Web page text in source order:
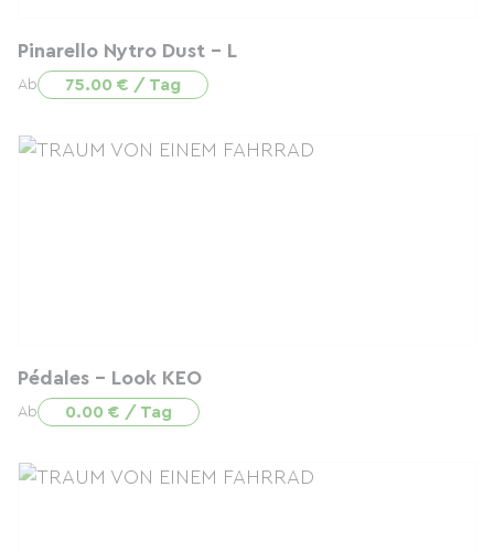
Pinarello Nytro Dust - L
Ab 75.00 € / Tag
Pédales - Look KEO
Ab 0.00 € / Tag